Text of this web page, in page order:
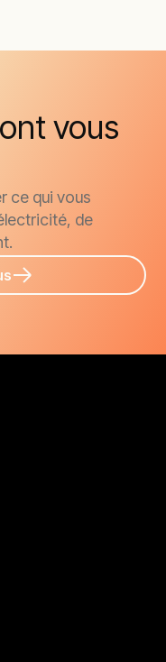
vous
ce qui vous
de